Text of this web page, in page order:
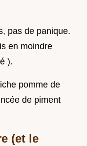
pas de panique.
en moindre
).
pomme de
de piment
(et le